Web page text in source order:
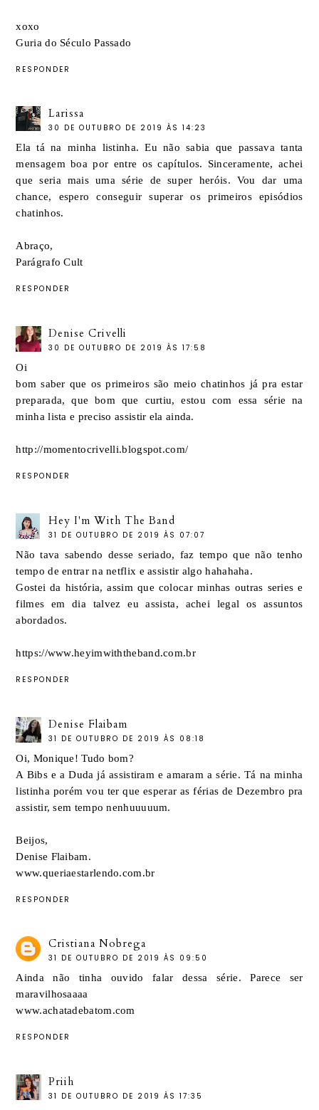
xoxo
Guria do Século Passado
RESPONDER
Larissa
30 DE OUTUBRO DE 2019 ÀS 14:23
Ela tá na minha listinha. Eu não sabia que passava tanta
mensagem boa por entre os capítulos. Sinceramente, achei
que seria mais uma série de super heróis. Vou dar uma
chance, espero conseguir superar os primeiros episódios
chatinhos.
Abraço,
Parágrafo Cult
RESPONDER
Denise Crivelli
30 DE OUTUBRO DE 2019 ÀS 17:58
Oi
bom saber que os primeiros são meio chatinhos já pra estar
preparada, que bom que curtiu, estou com essa série na
minha lista e preciso assistir ela ainda.
http://momentocrivelli.blogspot.com/
RESPONDER
Hey I'm With The Band
31 DE OUTUBRO DE 2019 ÀS 07:07
Não tava sabendo desse seriado, faz tempo que não tenho
tempo de entrar na netflix e assistir algo hahahaha.
Gostei da história, assim que colocar minhas outras series e
filmes em dia talvez eu assista, achei legal os assuntos
abordados.
https://www.heyimwiththeband.com.br
RESPONDER
Denise Flaibam
31 DE OUTUBRO DE 2019 ÀS 08:18
Oi, Monique! Tudo bom?
A Bibs e a Duda já assistiram e amaram a série. Tá na minha
listinha porém vou ter que esperar as férias de Dezembro pra
assistir, sem tempo nenhuuuuum.
Beijos,
Denise Flaibam.
www.queriaestarlendo.com.br
RESPONDER
Cristiana Nobrega
31 DE OUTUBRO DE 2019 ÀS 09:50
Ainda não tinha ouvido falar dessa série. Parece ser
maravilhosaaaa
www.achatadebatom.com
RESPONDER
Priih
31 DE OUTUBRO DE 2019 ÀS 17:35